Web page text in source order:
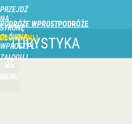
PRZEJDŹ
NA
STRONĘ
GŁÓWNĄ
WPROST.PL
PODRÓŻE WPROST
ZALOGUJ
MENU
TURYSTYKA